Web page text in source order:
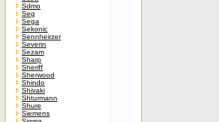
Sdmo
Seg
Sega
Sekonic
Sennheirzer
Severin
Sezam
Sharp
Sheriff
Sherwood
Shindo
Shivaki
Shturmann
Shure
Siemens